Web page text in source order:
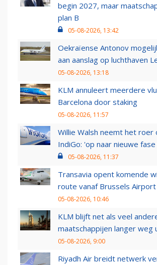
begin 2027, maar
plan B
05-08-2026, 13:42
Oekraïense Antonov
aan aanslag op luchthaven
05-08-2026, 13:18
KLM annuleert meerdere
Barcelona door staking
05-08-2026, 11:57
Willie Walsh neemt het roer
IndiGo: 'op naar nieuwe
05-08-2026, 11:37
Transavia opent komende
route vanaf Brussels Airport
05-08-2026, 10:46
KLM blijft net als veel
maatschappijen langer weg
05-08-2026, 9:00
Riyadh Air breidt netwerk